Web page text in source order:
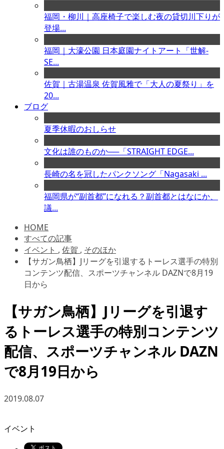
福岡・柳川｜高座椅子で楽しむ夜の貸切川下りが
登場...
福岡｜大濠公園 日本庭園ナイトアート「世解-
SE...
佐賀｜古湯温泉 佐賀風雅で「大人の夏祭り」を
20...
ブログ
夏季休暇のおしらせ
文化は誰のものか──「STRAIGHT EDGE...
長崎の名を冠したパンクソング「Nagasaki ...
福岡県が“副首都”になれる？副首都とはなにか、
議...
HOME
すべての記事
イベント , 佐賀 , そのほか
【サガン鳥栖】Jリーグを引退するトーレス選手の特別
コンテンツ配信、スポーツチャンネル DAZNで8月19
日から
【サガン鳥栖】Jリーグを引退す
るトーレス選手の特別コンテンツ
配信、スポーツチャンネル DAZN
で8月19日から
2019.08.07
イベント